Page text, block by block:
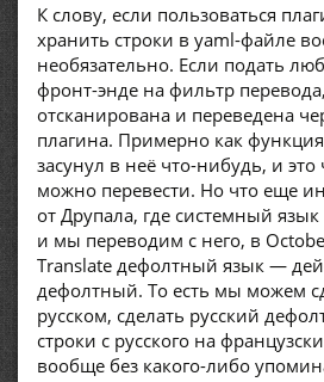
К слову, если пользоваться
хранить строки в yaml-файле
необязательно. Если подать
фронт-энде на фильтр
отсканирована и переведена
плагина. Примерно как функция
засунул в неё что-нибудь, и это
можно перевести. Но что еще
от Друпала, где системный язык
и мы переводим с него, в
Translate дефолтный язык —
дефолтный. То есть мы можем
русском, сделать русский
строки с русского на
вообще без какого-либо